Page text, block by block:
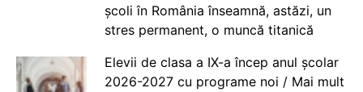
școli în România înseamnă, astăzi, un
stres permanent, o muncă titanică
Elevii de clasa a IX-a încep anul școlar
2026-2027 cu programe noi / Mai mult